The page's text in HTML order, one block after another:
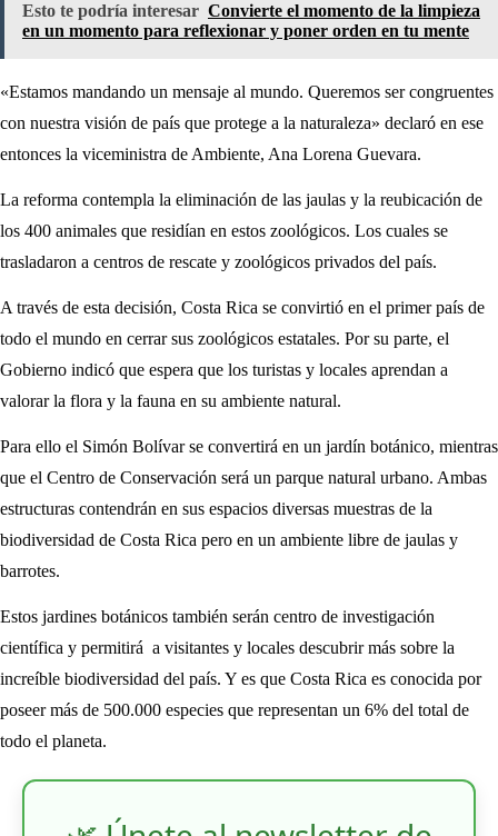
Esto te podría interesar Convierte el momento de la limpieza
en un momento para reflexionar y poner orden en tu mente
«Estamos mandando un mensaje al mundo. Queremos ser congruentes
con nuestra visión de país que protege a la naturaleza» declaró en ese
entonces la viceministra de Ambiente, Ana Lorena Guevara.
La reforma contempla la eliminación de las jaulas y la reubicación de
los 400 animales que residían en estos zoológicos. Los cuales se
trasladaron a centros de rescate y zoológicos privados del país.
A través de esta decisión, Costa Rica se convirtió en el primer país de
todo el mundo en cerrar sus zoológicos estatales. Por su parte, el
Gobierno indicó que espera que los turistas y locales aprendan a
valorar la flora y la fauna en su ambiente natural.
Para ello el Simón Bolívar se convertirá en un jardín botánico, mientras
que el Centro de Conservación será un parque natural urbano. Ambas
estructuras contendrán en sus espacios diversas muestras de la
biodiversidad de Costa Rica pero en un ambiente libre de jaulas y
barrotes.
Estos jardines botánicos también serán centro de investigación
científica y permitirá a visitantes y locales descubrir más sobre la
increíble biodiversidad del país. Y es que Costa Rica es conocida por
poseer más de 500.000 especies que representan un 6% del total de
todo el planeta.